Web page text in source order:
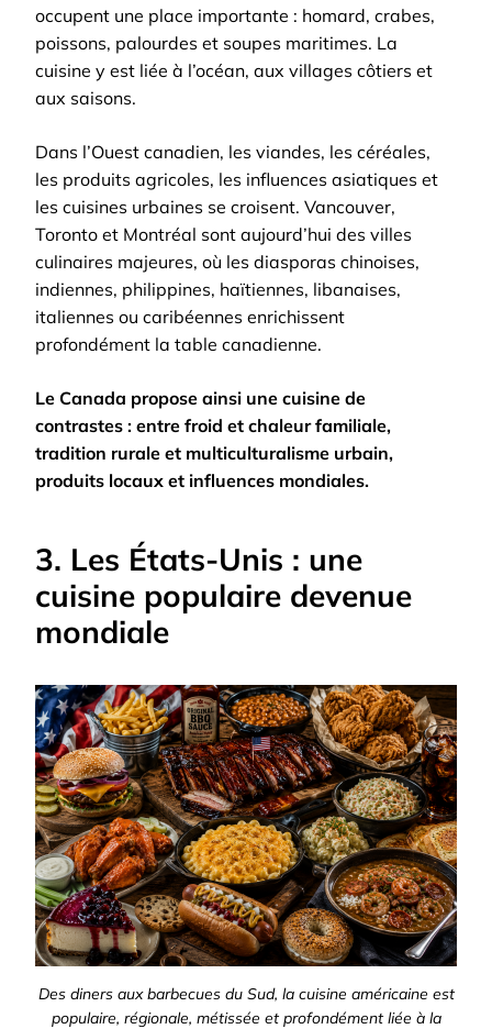
occupent une place importante : homard, crabes,
poissons, palourdes et soupes maritimes. La
cuisine y est liée à l’océan, aux villages côtiers et
aux saisons.
Dans l’Ouest canadien, les viandes, les céréales,
les produits agricoles, les influences asiatiques et
les cuisines urbaines se croisent. Vancouver,
Toronto et Montréal sont aujourd’hui des villes
culinaires majeures, où les diasporas chinoises,
indiennes, philippines, haïtiennes, libanaises,
italiennes ou caribéennes enrichissent
profondément la table canadienne.
Le Canada propose ainsi une cuisine de
contrastes : entre froid et chaleur familiale,
tradition rurale et multiculturalisme urbain,
produits locaux et influences mondiales.
3. Les États-Unis : une
cuisine populaire devenue
mondiale
Des diners aux barbecues du Sud, la cuisine américaine est
populaire, régionale, métissée et profondément liée à la